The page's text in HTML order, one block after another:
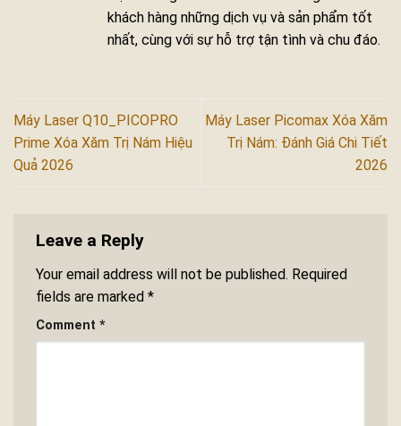
khách hàng những dịch vụ và sản phẩm tốt
nhất, cùng với sự hỗ trợ tận tình và chu đáo.
Máy Laser Q10_PICOPRO
Prime Xóa Xăm Trị Nám Hiệu
Quả 2026
Máy Laser Picomax Xóa Xăm
Trị Nám: Đánh Giá Chi Tiết
2026
Leave a Reply
Your email address will not be published. Required
fields are marked *
Comment *